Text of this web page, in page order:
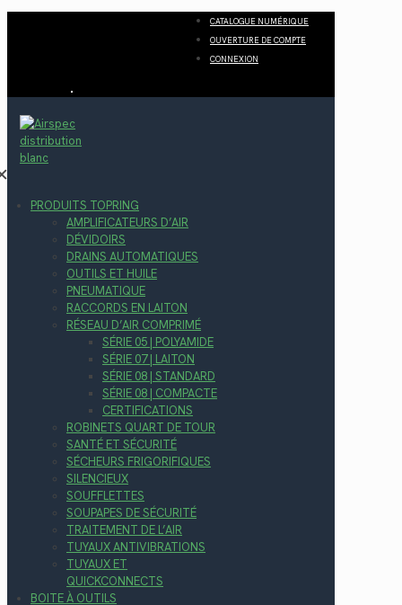
CATALOGUE NUMÉRIQUE
OUVERTURE DE COMPTE
CONNEXION
PRODUITS TOPRING
AMPLIFICATEURS D’AIR
DÉVIDOIRS
DRAINS AUTOMATIQUES
OUTILS ET HUILE
PNEUMATIQUE
RACCORDS EN LAITON
RÉSEAU D’AIR COMPRIMÉ
SÉRIE 05 | POLYAMIDE
SÉRIE 07 | LAITON
SÉRIE 08 | STANDARD
SÉRIE 08 | COMPACTE
CERTIFICATIONS
ROBINETS QUART DE TOUR
SANTÉ ET SÉCURITÉ
SÉCHEURS FRIGORIFIQUES
SILENCIEUX
SOUFFLETTES
SOUPAPES DE SÉCURITÉ
TRAITEMENT DE L’AIR
TUYAUX ANTIVIBRATIONS
TUYAUX ET
QUICKCONNECTS
BOITE À OUTILS